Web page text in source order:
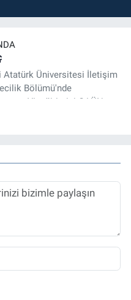
Atatürk Üniversitesi İletişim
Bölümü'nde
YL eğitimini GAÜN
İletişim ve T. D.
Editörü olarak